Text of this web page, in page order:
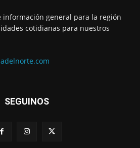
información general para la región
cotidianas para nuestros
SEGUINOS